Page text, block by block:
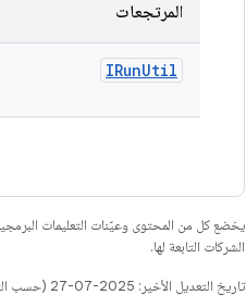
المرتجعات
IRunUtil
يخضع كل من المحتوى وعيّنات التعليمات
الشركات التابعة لها.
تاريخ التعديل الأخير: 2025-07-27 (حسب التوقيت العالمي المتفَّق عليه)